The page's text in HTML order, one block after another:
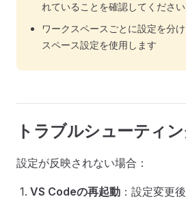
れていることを確認してください
ワークスペースごとに設定を分
スペース設定を使用します
トラブルシューティ
設定が反映されない場合：
VS Codeの再起動 ：設定変更